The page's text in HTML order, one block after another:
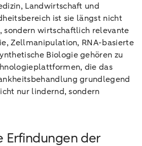
Landwirtschaft und
ist sie längst nicht
sondern wirtschaftlich relevante
Zellmanipulation, RNA-basierte
Biologie gehören zu
die das
grundlegend
nur lindernd, sondern
Erfindungen der